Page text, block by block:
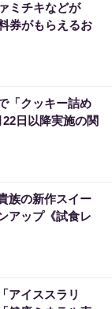
ミチキなどが
券がもらえるお
「クッキー詰め
日以降実施の関
族の新作スイー
アップ《試食レ
アイススラリ